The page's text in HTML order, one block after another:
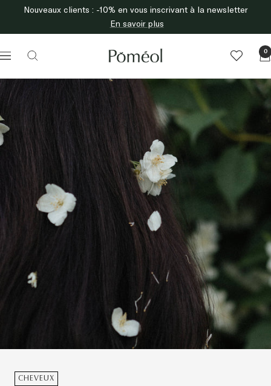
content
Nouveaux clients : -10% en vous inscrivant à la newsletter
En savoir plus
Navigation
Poméol 0
CHEVEUX